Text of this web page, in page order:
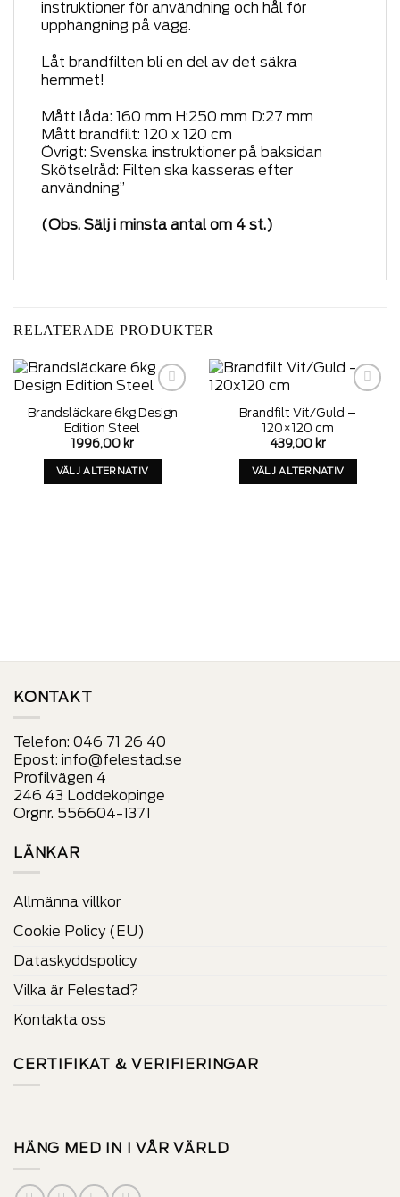
instruktioner för användning och hål för
upphängning på vägg.
Låt brandfilten bli en del av det säkra
hemmet!
Mått låda: 160 mm H:250 mm D:27 mm
Mått brandfilt: 120 x 120 cm
Övrigt: Svenska instruktioner på baksidan
Skötselråd: Filten ska kasseras efter
användning”
(Obs. Sälj i minsta antal om 4 st.)
RELATERADE PRODUKTER
wishlist
Brandsläckare 6kg Design
Edition Steel
1996,00 kr
VÄLJ ALTERNATIV
wishlist
Brandfilt Vit/Guld –
120×120 cm
439,00 kr
VÄLJ ALTERNATIV
KONTAKT
Telefon: 046 71 26 40
Epost: info@felestad.se
Profilvägen 4
246 43 Löddeköpinge
Orgnr. 556604-1371
LÄNKAR
Allmänna villkor
Cookie Policy (EU)
Dataskyddspolicy
Vilka är Felestad?
Kontakta oss
CERTIFIKAT & VERIFIERINGAR
HÄNG MED IN I VÅR VÄRLD